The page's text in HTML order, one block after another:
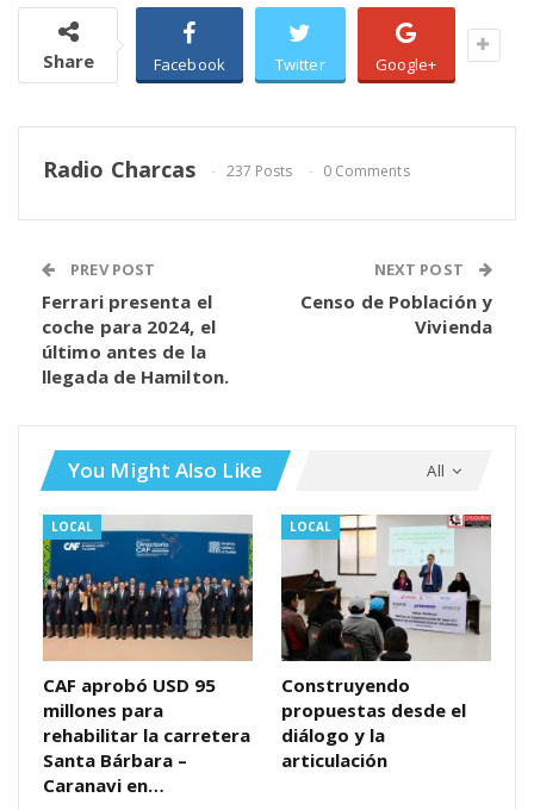
Share Facebook Twitter Google+
Radio Charcas 237 Posts 0 Comments
PREV POST
Ferrari presenta el
coche para 2024, el
último antes de la
llegada de Hamilton.
NEXT POST
Censo de Población y
Vivienda
All
You Might Also Like
LOCAL
CAF aprobó USD 95
millones para
rehabilitar la carretera
Santa Bárbara –
Caranavi en…
LOCAL
Construyendo
propuestas desde el
diálogo y la
articulación